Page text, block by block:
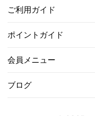
ご利用ガイド
ポイントガイド
会員メニュー
ブログ